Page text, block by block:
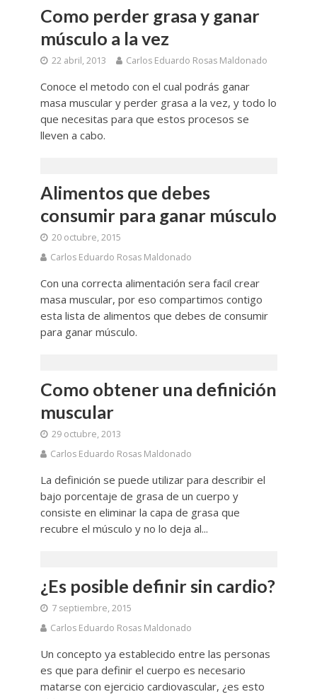
Como perder grasa y ganar
músculo a la vez
22 abril, 2013 Carlos Eduardo Rosas Maldonado
Conoce el metodo con el cual podrás ganar
masa muscular y perder grasa a la vez, y todo lo
que necesitas para que estos procesos se
lleven a cabo.
Alimentos que debes
consumir para ganar músculo
20 octubre, 2015
Carlos Eduardo Rosas Maldonado
Con una correcta alimentación sera facil crear
masa muscular, por eso compartimos contigo
esta lista de alimentos que debes de consumir
para ganar músculo.
Como obtener una definición
muscular
29 octubre, 2013
Carlos Eduardo Rosas Maldonado
La definición se puede utilizar para describir el
bajo porcentaje de grasa de un cuerpo y
consiste en eliminar la capa de grasa que
recubre el músculo y no lo deja al...
¿Es posible definir sin cardio?
7 septiembre, 2015
Carlos Eduardo Rosas Maldonado
Un concepto ya establecido entre las personas
es que para definir el cuerpo es necesario
matarse con ejercicio cardiovascular, ¿es esto